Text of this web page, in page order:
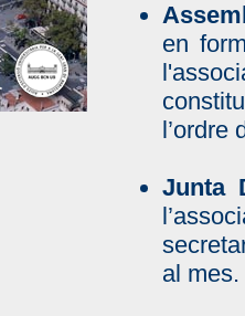
en
l’ordre
Junta
al mes.